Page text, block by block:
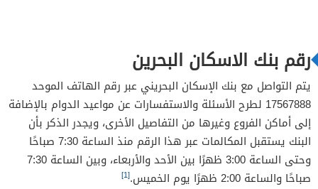
رقم بنك الاسكان البحرين
يتم التواصل مع بنك الإسكان البحريني عبر رقم الهاتف الموحد
17567888 لطرح الأسئلة والاستفسارات عن مواعيد الدوام بالإضافة
إلى أماكن الفروع وغيرها من التفاصيل الأخرى، ويجدر الذكر بأن
البنك يستقبل المكالمات عبر هذا الرقم منذ الساعة 7:30 صباحًا
وحتى الساعة 3:00 ظهرًا بين الأحد والأربعاء، وبين الساعة 7:30
صباحًا والساعة 2:00 ظهرًا يوم الخميس.
[1]